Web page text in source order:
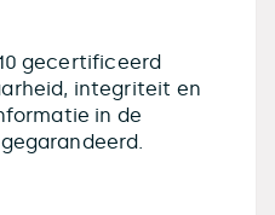
gecertificeerd
integriteit en
in de